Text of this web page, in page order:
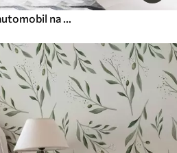
Svijetli moderni sportski automobil na pozadini palmi i nebodera u tehnici akvarela a la prima